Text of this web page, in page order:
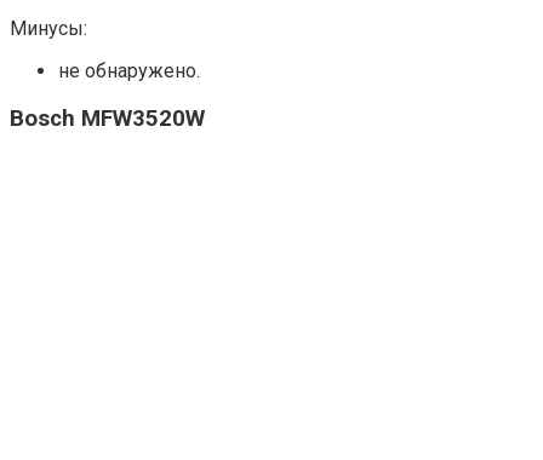
Минусы:
не обнаружено.
Bosch MFW3520W